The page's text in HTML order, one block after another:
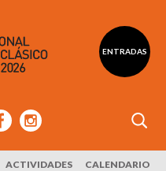
ENTRADAS
ACTIVIDADES
CALENDARIO